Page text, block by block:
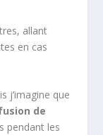
allant
en cas
j’imagine que
de
pendant les